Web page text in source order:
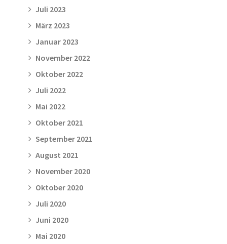
Juli 2023
März 2023
Januar 2023
November 2022
Oktober 2022
Juli 2022
Mai 2022
Oktober 2021
September 2021
August 2021
November 2020
Oktober 2020
Juli 2020
Juni 2020
Mai 2020